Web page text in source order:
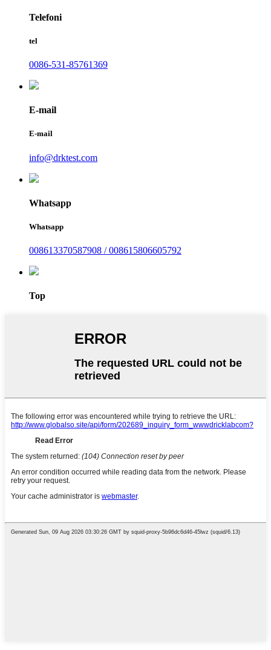
Telefoni
tel
0086-531-85761369
E-mail
E-mail
info@drktest.com
Whatsapp
Whatsapp
008613370587908 / 008615806605792
Top